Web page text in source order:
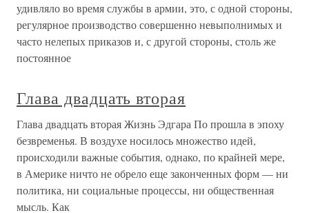
удивляло во время службы в армии, это, с одной стороны,
регулярное производство совершенно невыполнимых и
часто нелепых приказов и, с другой стороны, столь же
постоянное
Глава двадцать вторая
Глава двадцать вторая Жизнь Эдгара По прошла в эпоху
безвременья. В воздухе носилось множество идей,
происходили важные события, однако, по крайней мере,
в Америке ничто не обрело еще законченных форм — ни
политика, ни социальные процессы, ни общественная
мысль. Как